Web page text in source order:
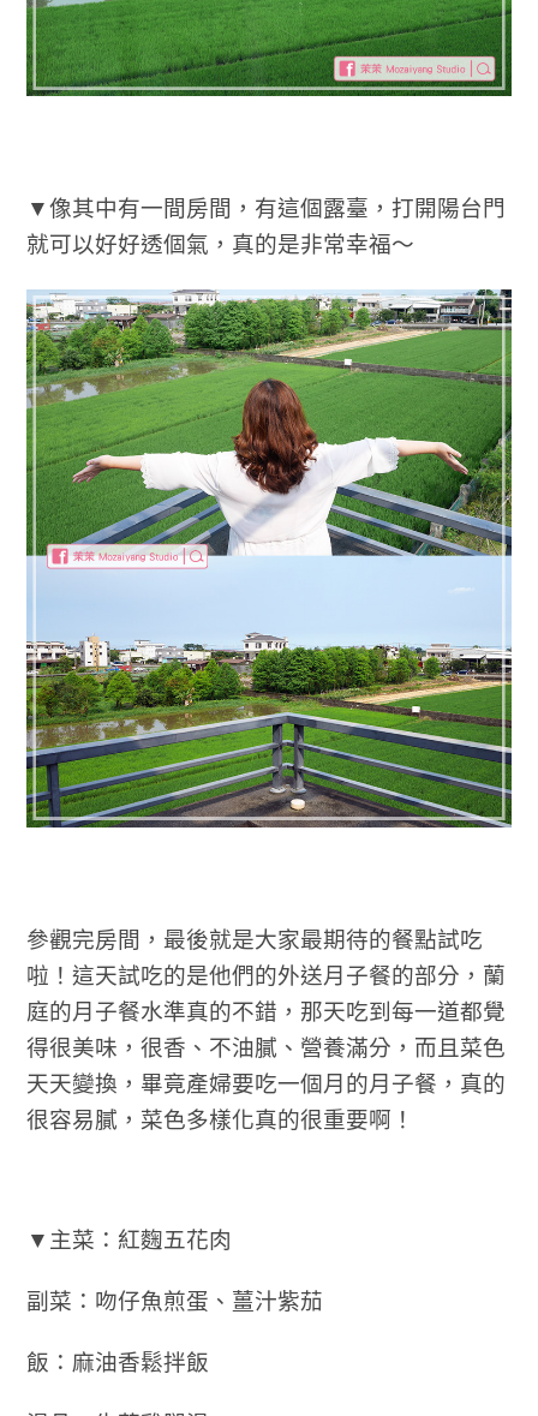
▼像其中有一間房間，有這個露臺，打開陽台門
就可以好好透個氣，真的是非常幸福～
參觀完房間，最後就是大家最期待的餐點試吃
啦！這天試吃的是他們的外送月子餐的部分，蘭
庭的月子餐水準真的不錯，那天吃到每一道都覺
得很美味，很香、不油膩、營養滿分，而且菜色
天天變換，畢竟產婦要吃一個月的月子餐，真的
很容易膩，菜色多樣化真的很重要啊！
▼主菜：紅麴五花肉
副菜：吻仔魚煎蛋、薑汁紫茄
飯：麻油香鬆拌飯